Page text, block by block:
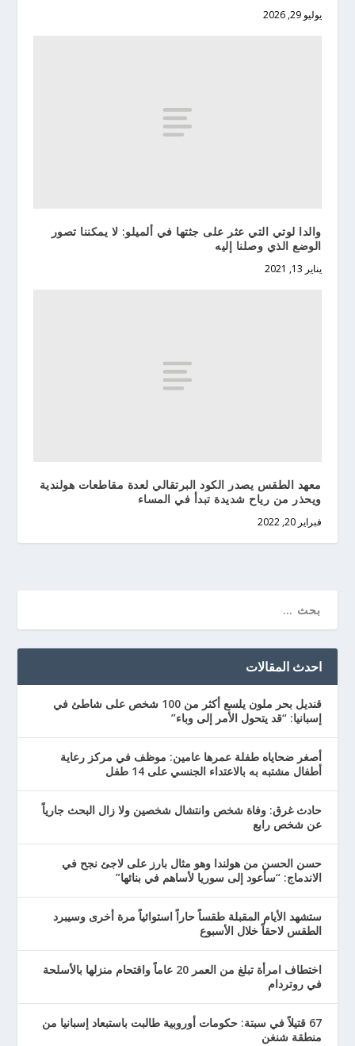
يوليو 29, 2026
والدا لوتي التي عثر على جثتها في ألميلو: لا يمكننا تصور
الوضع الذي وصلنا إليه
يناير 13, 2021
معهد الطقس يصدر الكود البرتقالي لعدة مقاطعات هولندية
ويحذر من رياح شديدة تبدأ في المساء
فبراير 20, 2022
احدث المقالات
قنديل بحر ملون يلسع أكثر من 100 شخص على شاطئ في
إسبانيا: “قد يتحول الأمر إلى وباء”
أصغر ضحاياه طفلة عمرها عامين: موظف في مركز رعاية
أطفال مشتبه به بالاعتداء الجنسي على 14 طفل
حادث غرق: وفاة شخص وانتشال شخصين ولا زال البحث جارياً
عن شخص رابع
حسن الحسن من هولندا وهو مثال بارز على لاجئ نجح في
الاندماج: “سأعود إلى سوريا لأساهم في بنائها”
ستشهد الأيام المقبلة طقساً حاراً استوائياً مرة أخرى وسيبرد
الطقس لاحقاً خلال الأسبوع
اختطاف امرأة تبلغ من العمر 20 عاماً واقتحام منزلها بالأسلحة
في روتردام
67 قتيلاً في سبتة: حكومات أوروبية طالبت باستبعاد إسبانيا من
منطقة شنغن